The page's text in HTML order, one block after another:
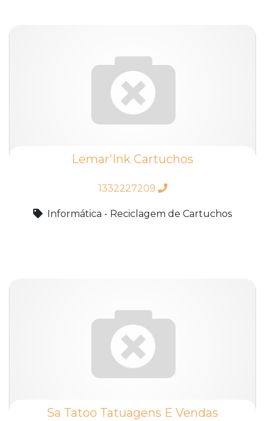
Lemar'Ink Cartuchos
1332227209
Informática - Reciclagem de Cartuchos
Sa Tatoo Tatuagens E Vendas